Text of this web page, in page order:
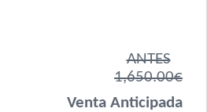
ANTES
1,650.00€
Venta Anticipada